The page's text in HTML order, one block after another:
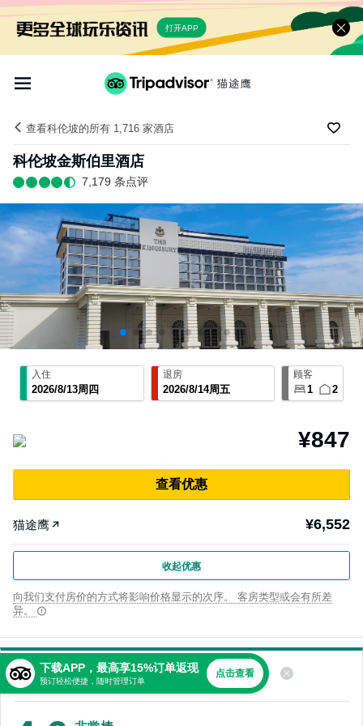
打开APP
查看科伦坡的所有 1,716 家酒店
科伦坡金斯伯里酒店
7,179 条点评
¥847
查⁠看优⁠惠
猫途鹰 ¥6,552
收起优惠
向我们支付房价的方式将影响价格显示的次序。 客房类型或会有所差
异。
入住
2026/8/13周四
退房
2026/8/14周五
顾客
1 2
关于下载APP，最高享15%订单返现
预订轻松便捷，随时管理订单
点击查看